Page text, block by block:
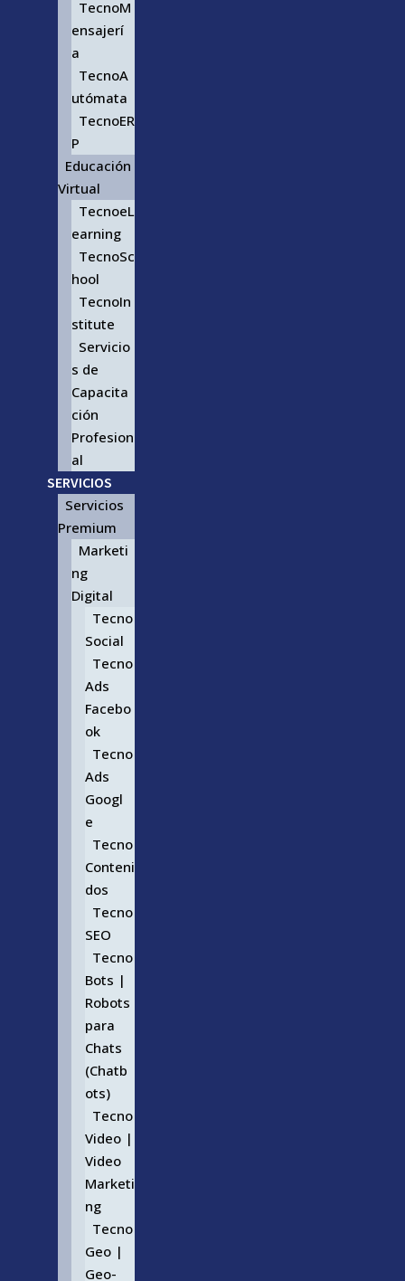
TecnoM
ensajerí
a
TecnoA
utómata
TecnoER
P
Educación
Virtual
TecnoeL
earning
TecnoSc
hool
TecnoIn
stitute
Servicio
s de
Capacita
ción
Profesion
al
SERVICIOS
Servicios
Premium
Marketi
ng
Digital
Tecno
Social
Tecno
Ads
Facebo
ok
Tecno
Ads
Googl
e
Tecno
Conteni
dos
Tecno
SEO
Tecno
Bots |
Robots
para
Chats
(Chatb
ots)
Tecno
Video |
Video
Marketi
ng
Tecno
Geo |
Geo-